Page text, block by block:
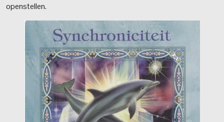
openstellen.